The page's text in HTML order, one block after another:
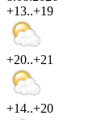
+13..+19
+20..+21
+14..+20